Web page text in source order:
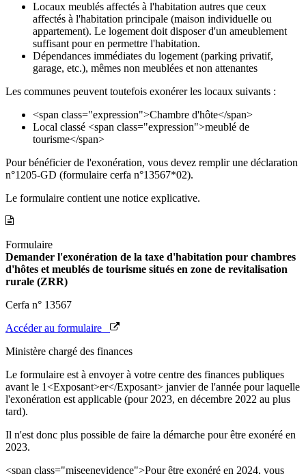
Locaux meublés affectés à l'habitation autres que ceux
affectés à l'habitation principale (maison individuelle ou
appartement). Le logement doit disposer d'un ameublement
suffisant pour en permettre l'habitation.
Dépendances immédiates du logement (parking privatif,
garage, etc.), mêmes non meublées et non attenantes
Les communes peuvent toutefois exonérer les locaux suivants :
<span class="expression">Chambre d'hôte</span>
Local classé <span class="expression">meublé de
tourisme</span>
Pour bénéficier de l'exonération, vous devez remplir une déclaration
n°1205-GD (formulaire cerfa n°13567*02).
Le formulaire contient une notice explicative.
Formulaire
Demander l'exonération de la taxe d'habitation pour chambres
d'hôtes et meublés de tourisme situés en zone de revitalisation
rurale (ZRR)
Cerfa n° 13567
Accéder au formulaire
Ministère chargé des finances
Le formulaire est à envoyer à votre centre des finances publiques
avant le 1<Exposant>er</Exposant> janvier de l'année pour laquelle
l'exonération est applicable (pour 2023, en décembre 2022 au plus
tard).
Il n'est donc plus possible de faire la démarche pour être exonéré en
2023.
<span class="miseenevidence">Pour être exonéré en 2024, vous